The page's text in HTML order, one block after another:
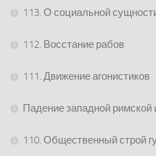
113. О социальной
112. Восстание рабов
111. Движение агонистиков
Падение западной римской
110. Общественный строй